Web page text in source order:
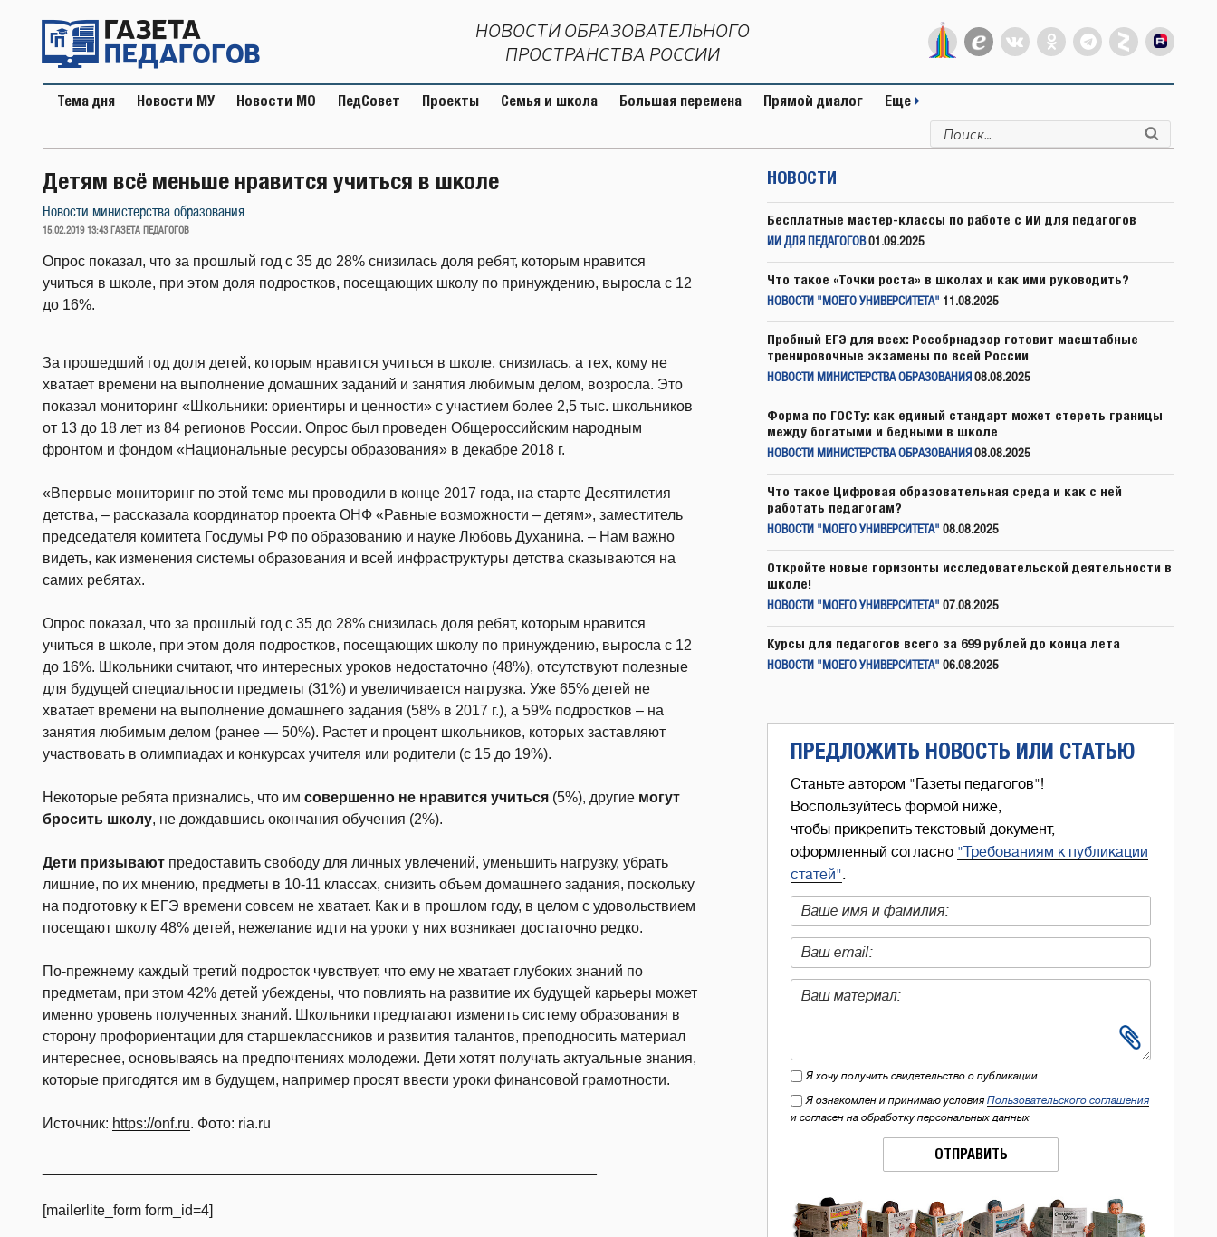
содержимому
НОВОСТИ ОБРАЗОВАТЕЛЬНОГО
ПРОСТРАНСТВА РОССИИ
Тема дня Новости МУ Новости МО ПедСовет Проекты Семья и школа Большая перемена Прямой диалог Еще
Искать:
Детям всё меньше нравится учиться в школе
Новости министерства образования
ОПУБЛИКОВАНО
15.02.2019 13:43 ГАЗЕТА ПЕДАГОГОВ
Опрос показал, что за прошлый год с 35 до 28% снизилась доля ребят, которым нравится
учиться в школе, при этом доля подростков, посещающих школу по принуждению, выросла с 12
до 16%.
За прошедший год доля детей, которым нравится учиться в школе, снизилась, а тех, кому не
хватает времени на выполнение домашних заданий и занятия любимым делом, возросла. Это
показал мониторинг «Школьники: ориентиры и ценности» с участием более 2,5 тыс. школьников
от 13 до 18 лет из 84 регионов России. Опрос был проведен Общероссийским народным
фронтом и фондом «Национальные ресурсы образования» в декабре 2018 г.
«Впервые мониторинг по этой теме мы проводили в конце 2017 года, на старте Десятилетия
детства, – рассказала координатор проекта ОНФ «Равные возможности – детям», заместитель
председателя комитета Госдумы РФ по образованию и науке Любовь Духанина. – Нам важно
видеть, как изменения системы образования и всей инфраструктуры детства сказываются на
самих ребятах.
Опрос показал, что за прошлый год с 35 до 28% снизилась доля ребят, которым нравится
учиться в школе, при этом доля подростков, посещающих школу по принуждению, выросла с 12
до 16%. Школьники считают, что интересных уроков недостаточно (48%), отсутствуют полезные
для будущей специальности предметы (31%) и увеличивается нагрузка. Уже 65% детей не
хватает времени на выполнение домашнего задания (58% в 2017 г.), а 59% подростков – на
занятия любимым делом (ранее — 50%). Растет и процент школьников, которых заставляют
участвовать в олимпиадах и конкурсах учителя или родители (с 15 до 19%).
Некоторые ребята признались, что им совершенно не нравится учиться (5%), другие могут
бросить школу, не дождавшись окончания обучения (2%).
Дети призывают предоставить свободу для личных увлечений, уменьшить нагрузку, убрать
лишние, по их мнению, предметы в 10-11 классах, снизить объем домашнего задания, поскольку
на подготовку к ЕГЭ времени совсем не хватает. Как и в прошлом году, в целом с удовольствием
посещают школу 48% детей, нежелание идти на уроки у них возникает достаточно редко.
По-прежнему каждый третий подросток чувствует, что ему не хватает глубоких знаний по
предметам, при этом 42% детей убеждены, что повлиять на развитие их будущей карьеры может
именно уровень полученных знаний. Школьники предлагают изменить систему образования в
сторону профориентации для старшеклассников и развития талантов, преподносить материал
интереснее, основываясь на предпочтениях молодежи. Дети хотят получать актуальные знания,
которые пригодятся им в будущем, например просят ввести уроки финансовой грамотности.
Источник: https://onf.ru. Фото: ria.ru
[mailerlite_form form_id=4]
НОВОСТИ
Бесплатные мастер-классы по работе с ИИ для педагогов
ИИ ДЛЯ ПЕДАГОГОВ 01.09.2025
Что такое «Точки роста» в школах и как ими руководить?
НОВОСТИ "МОЕГО УНИВЕРСИТЕТА" 11.08.2025
Пробный ЕГЭ для всех: Рособрнадзор готовит масштабные
тренировочные экзамены по всей России
НОВОСТИ МИНИСТЕРСТВА ОБРАЗОВАНИЯ 08.08.2025
Форма по ГОСТу: как единый стандарт может стереть границы
между богатыми и бедными в школе
НОВОСТИ МИНИСТЕРСТВА ОБРАЗОВАНИЯ 08.08.2025
Что такое Цифровая образовательная среда и как с ней
работать педагогам?
НОВОСТИ "МОЕГО УНИВЕРСИТЕТА" 08.08.2025
Откройте новые горизонты исследовательской деятельности в
школе!
НОВОСТИ "МОЕГО УНИВЕРСИТЕТА" 07.08.2025
Курсы для педагогов всего за 699 рублей до конца лета
НОВОСТИ "МОЕГО УНИВЕРСИТЕТА" 06.08.2025
ПРЕДЛОЖИТЬ НОВОСТЬ ИЛИ СТАТЬЮ
Станьте автором "Газеты педагогов"!
Воспользуйтесь формой ниже,
чтобы прикрепить текстовый документ,
оформленный согласно "Требованиям к публикации
статей".
Я хочу получить свидетельство о публикации
Я ознакомлен и принимаю условия Пользовательского соглашения
и согласен на обработку персональных данных
ОТПРАВИТЬ